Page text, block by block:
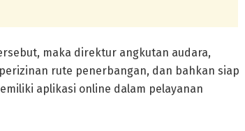
maka direktur angkutan audara,
rute penerbangan, dan bahkan siap
aplikasi online dalam pelayanan